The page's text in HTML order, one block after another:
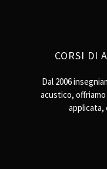
CORSI DI
Dal 2006
acustico,
applicata,